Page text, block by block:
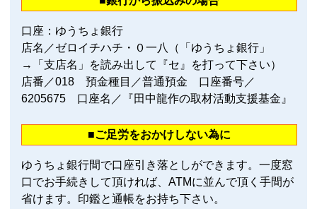
口座：ゆうちょ銀行
店名／ゼロイチハチ・０一八（「ゆうちょ銀行」
→「支店名」を読み出して『セ』を打って下さい）
店番／018 預金種目／普通預金 口座番号／
6205675 口座名／『田中龍作の取材活動支援基金』
■ご足労をおかけしない為に
ゆうちょ銀行間で口座引き落としができます。一度窓
口でお手続きして頂ければ、ATMに並んで頂く手間が
省けます。印鑑と通帳をお持ち下さい。